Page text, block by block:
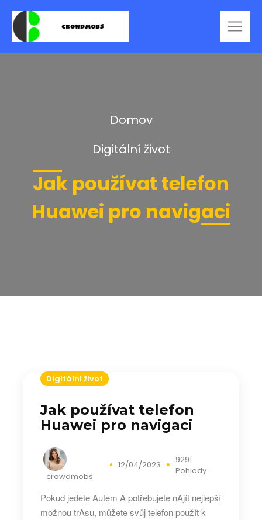
Domov
Digitální život
Jak používat telefon
Huawei pro navigaci
Digitální život
Jak používat telefon
Huawei pro navigaci
crowdmobs
12/04/2023
9291
Pohledy
Pokud jedete Autem A potřebujete nAjít nejlepší
možnou trAsu, můžete svůj telefon použít k